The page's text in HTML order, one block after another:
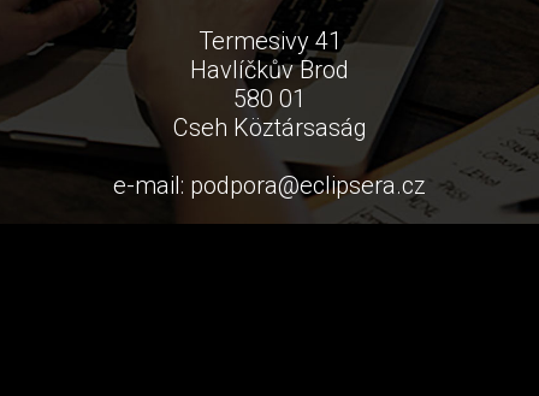
Termesivy 41
Havlíčkův Brod
580 01
Cseh Köztársaság
e-mail: podpora@eclipsera.cz